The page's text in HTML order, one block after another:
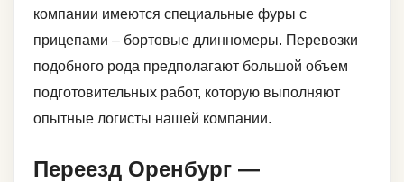
компании имеются специальные фуры с
прицепами – бортовые длинномеры. Перевозки
подобного рода предполагают большой объем
подготовительных работ, которую выполняют
опытные логисты нашей компании.
Переезд Оренбург —